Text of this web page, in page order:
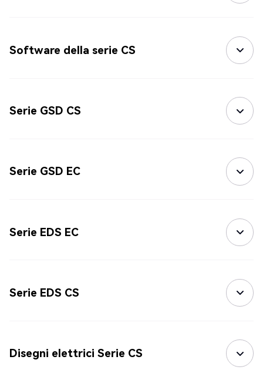
Software della serie CS
Serie GSD CS
Serie GSD EC
Serie EDS EC
Serie EDS CS
Disegni elettrici Serie CS